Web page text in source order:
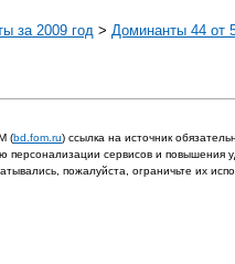
за 2009 год > Доминанты 44 от
(bd.fom.ru) ссылка на источник
сервисов и повышения
пожалуйста, ограничьте их